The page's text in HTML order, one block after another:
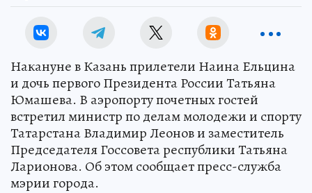
Накануне в Казань прилетели Наина Ельцина
и дочь первого Президента России Татьяна
Юмашева. В аэропорту почетных гостей
встретил министр по делам молодежи и спорту
Татарстана Владимир Леонов и заместитель
Председателя Госсовета республики Татьяна
Ларионова. Об этом сообщает пресс-служба
мэрии города.